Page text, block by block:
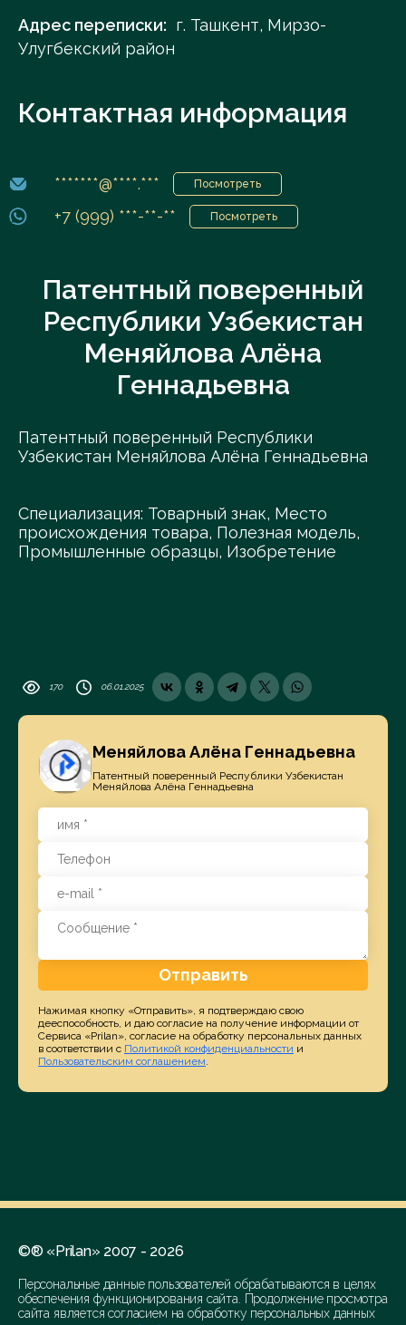
Адрес переписки: г. Ташкент, Мирзо-
Улугбекский район
Контактная информация
*******@****.*** Посмотреть
+7 (999) ***-**-** Посмотреть
Патентный поверенный
Республики Узбекистан
Меняйлова Алёна
Геннадьевна
Патентный поверенный Республики
Узбекистан Меняйлова Алёна Геннадьевна
Специализация: Товарный знак, Место
происхождения товара, Полезная модель,
Промышленные образцы, Изобретение
170 06.01.2025
Меняйлова Алёна Геннадьевна
Патентный поверенный Республики Узбекистан
Меняйлова Алёна Геннадьевна
Отправить
Нажимая кнопку «Отправить», я подтверждаю свою
дееспособность, и даю согласие на получение информации от
Сервиса «Prilan», согласие на обработку персональных данных
в соответствии с Политикой конфиденциальности и
Пользовательским соглашением.
©® «Prilan» 2007 - 2026
Персональные данные пользователей обрабатываются в целях
обеспечения функционирования сайта. Продолжение просмотра
сайта является согласием на обработку персональных данных